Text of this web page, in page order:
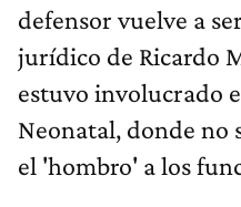
defensor vuelve a
jurídico de Ricardo
estuvo involucrado
Neonatal, donde no
el 'hombro' a los